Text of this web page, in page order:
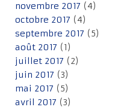
novembre 2017 (4)
octobre 2017 (4)
septembre 2017 (5)
août 2017 (1)
juillet 2017 (2)
juin 2017 (3)
mai 2017 (5)
avril 2017 (3)